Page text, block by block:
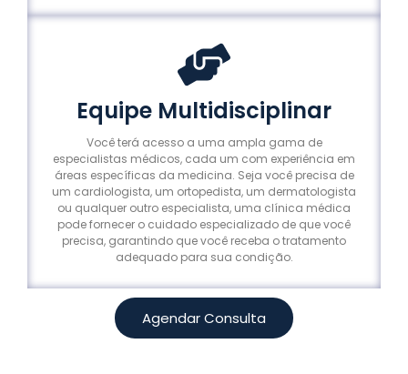
Equipe Multidisciplinar
Você terá acesso a uma ampla gama de
especialistas médicos, cada um com experiência em
áreas específicas da medicina. Seja você precisa de
um cardiologista, um ortopedista, um dermatologista
ou qualquer outro especialista, uma clínica médica
pode fornecer o cuidado especializado de que você
precisa, garantindo que você receba o tratamento
adequado para sua condição.
Agendar Consulta